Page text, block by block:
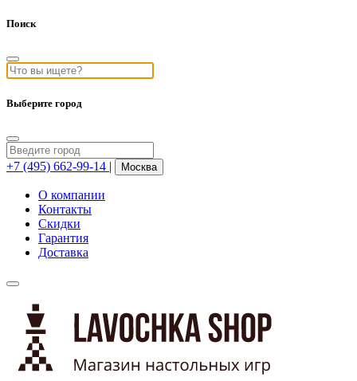
Поиск
Выберите город
+7 (495) 662-99-14 | Москва
О компании
Контакты
Скидки
Гарантия
Доставка